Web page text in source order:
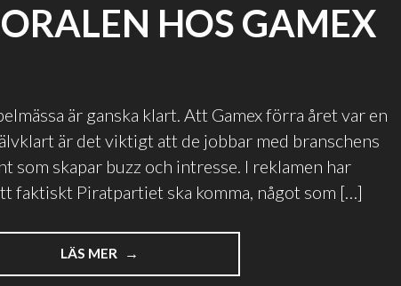
HOS GAMEX
är ganska klart. Att Gamex förra året var en
är det viktigt att de jobbar med branschens
som skapar buzz och intresse. I reklamen har
faktiskt Piratpartiet ska komma, något som […]
LÄS MER
"DUBBELMORALEN
HOS